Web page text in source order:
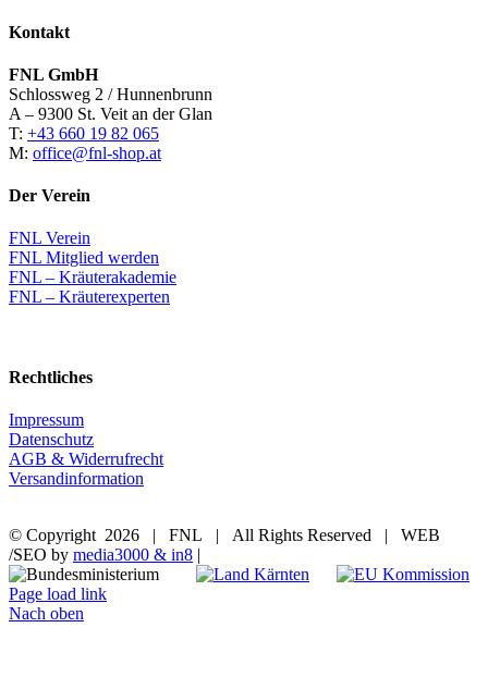
Kontakt
FNL GmbH
Schlossweg 2 / Hunnenbrunn
A – 9300 St. Veit an der Glan
T: +43 660 19 82 065
M: office@fnl-shop.at
Der Verein
FNL Verein
FNL Mitglied werden
FNL – Kräuterakademie
FNL – Kräuterexperten
Rechtliches
Impressum
Datenschutz
AGB & Widerrufrecht
Versandinformation
© Copyright 2026 | FNL | All Rights Reserved | WEB
/SEO by media3000 & in8 |
Page load link
Nach oben